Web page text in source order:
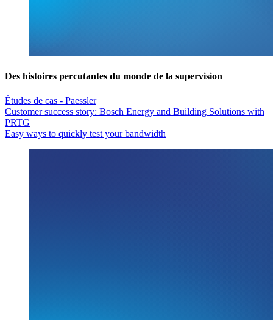
Des histoires percutantes du monde de la supervision
Études de cas - Paessler
Customer success story: Bosch Energy and Building Solutions with
PRTG
Easy ways to quickly test your bandwidth